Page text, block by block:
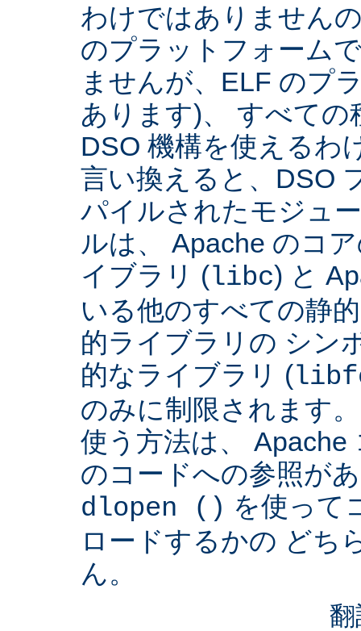
わけではありません
のプラットフォーム
ませんが、ELF のプ
あります)、 すべて
DSO 機構を使えるわ
言い換えると、DSO
パイルされたモジュ
ルは、 Apache のコ
イブラリ (libc) と
いる他のすべての静
的ライブラリの シン
的なライブラリ (
のみに制限されます
使う方法は、 Apache
のコードへの参照が
dlopen () を使って
ロードするかの どち
ん。